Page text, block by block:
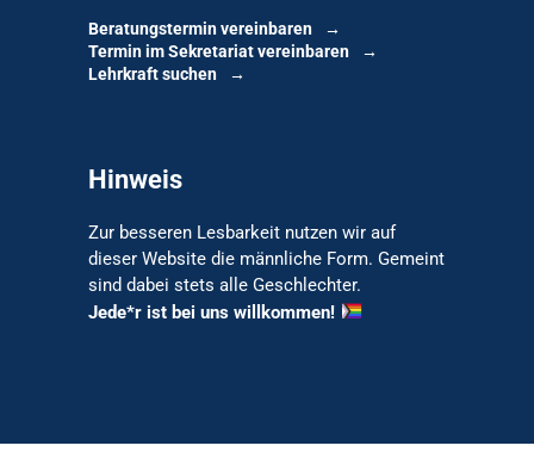
Beratungstermin vereinbaren
Termin im Sekretariat vereinbaren
Lehrkraft suchen
Hinweis
Zur besseren Lesbarkeit nutzen wir auf
dieser Website die männliche Form. Gemeint
sind dabei stets alle Geschlechter.
Jede*r ist bei uns willkommen!